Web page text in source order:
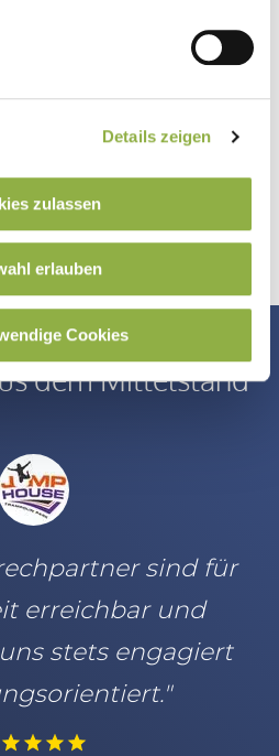
Details zeigen
zulassen
erlauben
Cookies
anfallen. Welche sind
dem Mittelstand
sind für
erreichbar und
stets engagiert